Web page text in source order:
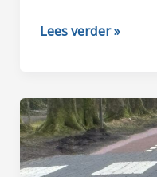
NIEUWE
Lees verder »